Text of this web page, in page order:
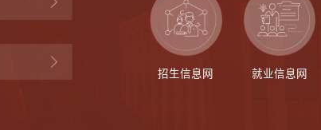
招生信息网 就业信息网